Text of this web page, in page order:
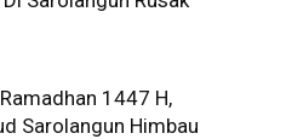
1447 H,
Sarolangun Himbau